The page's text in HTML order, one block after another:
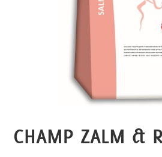
CHAMP ZALM &